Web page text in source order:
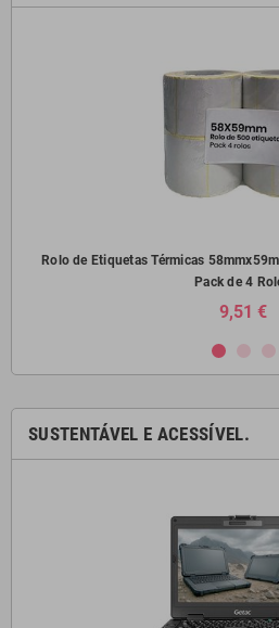
Rolo de Etiquetas Térmicas
Pack de 4
9,51 €
SUSTENTÁVEL E ACESSÍVEL.